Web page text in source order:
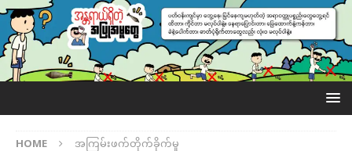
HOME အကြမ်းဖက်တိုက်ခိုက်မှု